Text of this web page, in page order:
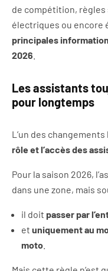
de compétition,
électriques ou encore
principales
2026
Les assistants
pour longtemps
L’un des
rôle et l’accès des
Pour la saison 2026,
dans une zone, mais
il doit passer par
et uniquement au
moto